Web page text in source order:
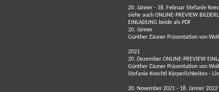
20. Jänner - 18. Februar Stefanie
siehe auch ONLINE-PREVIEW
EINLADUNG beide als PDF
20. Jänner
Günther Zäuner Präsentation von
2021
20. Dezember ONLINE-PREVIEW
Günther Zäuner Präsentation von
Stefanie Knechtl Körperlichkeiten -
20. November 2021 - 18. Jänner 2022